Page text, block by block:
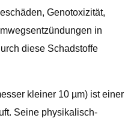
Genotoxizität,
in
diese Schadstoffe
kleiner 10 µm) ist einer
Seine physikalisch-